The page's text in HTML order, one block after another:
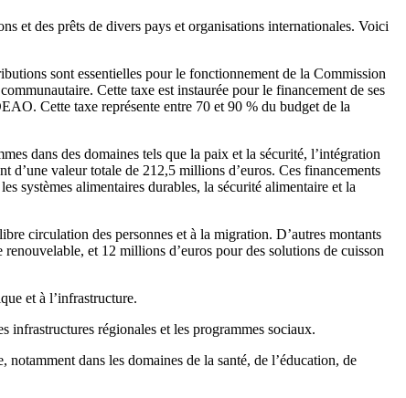
et des prêts de divers pays et organisations internationales. Voici
sont essentielles pour le fonctionnement de la Commission
Cette taxe est instaurée pour le financement de ses
Cette taxe représente entre 70 et 90 % du budget de la
dans des domaines tels que la paix et la sécurité, l’intégration
valeur totale de 212,5 millions d’euros. Ces financements
systèmes alimentaires durables, la sécurité alimentaire et la
circulation des personnes et à la migration. D’autres montants
et 12 millions d’euros pour des solutions de cuisson
et à l’infrastructure.
régionales et les programmes sociaux.
dans les domaines de la santé, de l’éducation, de